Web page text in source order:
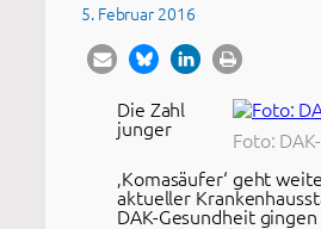
5. Februar 2016
Foto:
Die Zahl
junger
‚Komasäufer‘ geht
aktueller
DAK-Gesundheit